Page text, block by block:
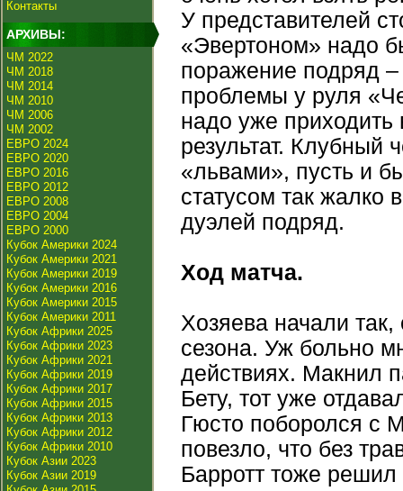
Контакты
АРХИВЫ:
ЧМ 2022
ЧМ 2018
ЧМ 2014
ЧМ 2010
ЧМ 2006
ЧМ 2002
ЕВРО 2024
ЕВРО 2020
ЕВРО 2016
ЕВРО 2012
ЕВРО 2008
ЕВРО 2004
ЕВРО 2000
Кубок Америки 2024
Кубок Америки 2021
Кубок Америки 2019
Кубок Америки 2016
Кубок Америки 2015
Кубок Америки 2011
Кубок Африки 2025
Кубок Африки 2023
Кубок Африки 2021
Кубок Африки 2019
Кубок Африки 2017
Кубок Африки 2015
Кубок Африки 2013
Кубок Африки 2012
Кубок Африки 2010
Кубок Азии 2023
Кубок Азии 2019
У представителей
«Эвертоном» надо
поражение подряд
проблемы у руля
надо уже приходить
результат. Клубный
«львами», пусть и
статусом так жалко
дуэлей подряд.
Ход матча.
Хозяева начали так,
сезона. Уж больно
действиях. Макнил
Бету, тот уже
Гюсто поборолся с
повезло, что без
Барротт тоже